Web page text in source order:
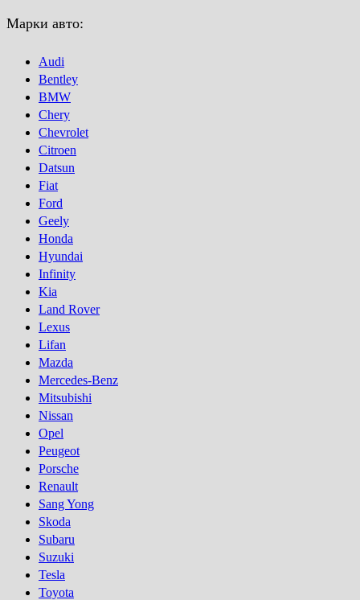
Марки авто:
Audi
Bentley
BMW
Chery
Chevrolet
Citroen
Datsun
Fiat
Ford
Geely
Honda
Hyundai
Infinity
Kia
Land Rover
Lexus
Lifan
Mazda
Mercedes-Benz
Mitsubishi
Nissan
Opel
Peugeot
Porsсhe
Renault
Sang Yong
Skoda
Subaru
Suzuki
Tesla
Toyota